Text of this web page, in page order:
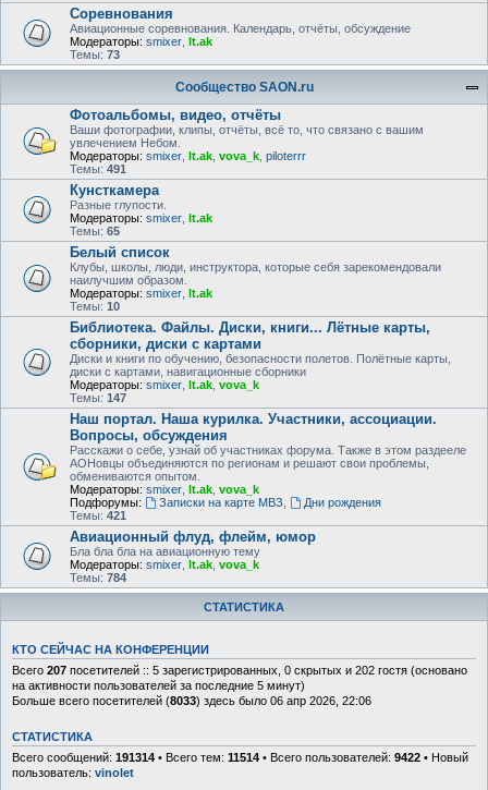
Соревнования
Авиационные соревнования. Календарь, отчёты, обсуждение
Модераторы: smixer lt.ak
Темы: 73
Сообщество SAON.ru
Фотоальбомы, видео, отчёты
Ваши фотографии, клипы, отчёты, всё то, что связано с вашим
увлечением Небом.
Модераторы: smixer lt.ak vova_k piloterrr
Темы: 491
Кунсткамера
Разные глупости.
Модераторы: smixer lt.ak
Темы: 65
Белый список
Клубы, школы, люди, инструктора, которые себя зарекомендовали
наилучшим образом.
Модераторы: smixer lt.ak
Темы: 10
Библиотека. Файлы. Диски, книги... Лётные карты,
сборники, диски с картами
Диски и книги по обучению, безопасности полетов. Полётные карты,
диски с картами, навигационные сборники
Модераторы: smixer lt.ak vova_k
Темы: 147
Наш портал. Наша курилка. Участники, ассоциации.
Вопросы, обсуждения
Расскажи о себе, узнай об участниках форума. Также в этом раздееле
АОНовцы объединяются по регионам и решают свои проблемы,
обмениваются опытом.
Модераторы: smixer lt.ak vova_k
Подфорумы:
Записки на карте МВЗ
Дни рождения
Темы: 421
Авиационный флуд, флейм, юмор
Бла бла бла на авиационную тему
Модераторы: smixer lt.ak vova_k
Темы: 784
СТАТИСТИКА
КТО СЕЙЧАС НА КОНФЕРЕНЦИИ
Всего 207 посетителей :: 5 зарегистрированных, 0 скрытых и 202 гостя (основано
на активности пользователей за последние 5 минут)
Больше всего посетителей (8033) здесь было 06 апр 2026, 22:06
СТАТИСТИКА
Всего сообщений: 191314 • Всего тем: 11514 • Всего пользователей: 9422 • Новый
пользователь: vinolet